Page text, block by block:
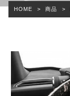
HOME > 商品 >